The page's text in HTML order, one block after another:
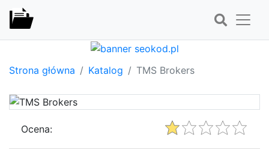
Strona główna Katalog TMS Brokers
Ocena: